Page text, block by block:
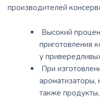
производителей
Высокий
приготовления
у
При
ароматизаторы,
также